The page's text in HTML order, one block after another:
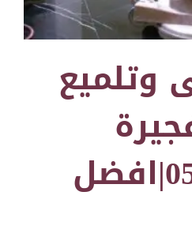
وتلميع
|0523342701|افضل